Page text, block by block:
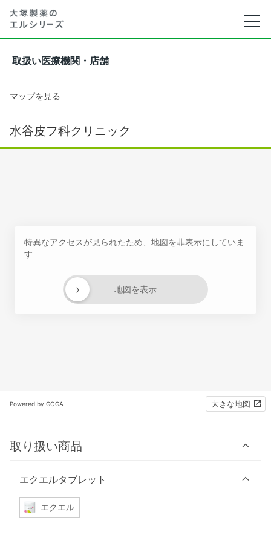
取扱い医療機関・店舗
マップを見る
水谷皮フ科クリニック
特異なアクセスが見られたため、地図を非表示にしていま
す
地図を表示
›
Powered by GOGA 大きな地図
取り扱い商品
エクエルタブレット
エクエル